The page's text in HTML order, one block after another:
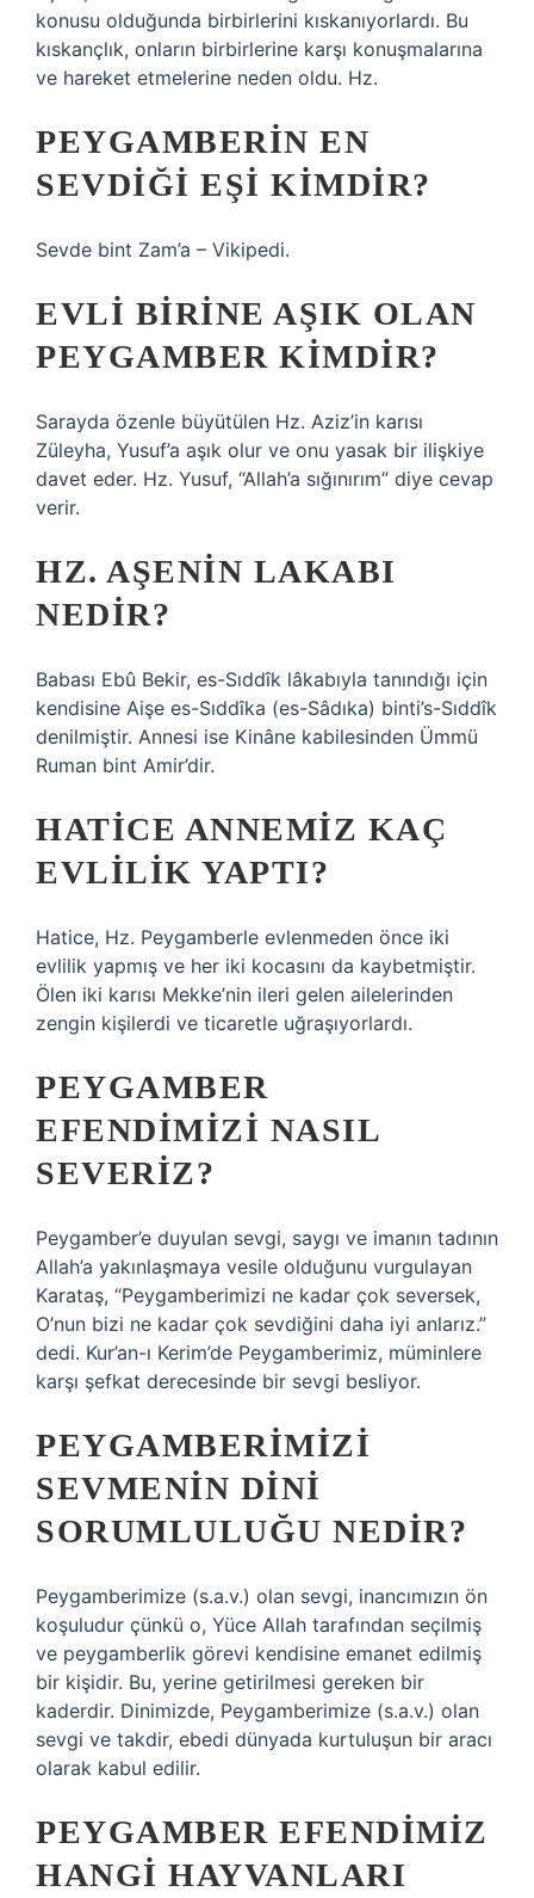
konusu olduğunda birbirlerini kıskanıyorlardı. Bu
kıskançlık, onların birbirlerine karşı konuşmalarına
ve hareket etmelerine neden oldu. Hz.
PEYGAMBERIN EN
SEVDIĞI EŞI KIMDIR?
Sevde bint Zam’a – Vikipedi.
EVLI BIRINE AŞIK OLAN
PEYGAMBER KIMDIR?
Sarayda özenle büyütülen Hz. Aziz’in karısı
Züleyha, Yusuf’a aşık olur ve onu yasak bir ilişkiye
davet eder. Hz. Yusuf, “Allah’a sığınırım” diye cevap
verir.
HZ. AŞENIN LAKABI
NEDIR?
Babası Ebû Bekir, es-Sıddîk lâkabıyla tanındığı için
kendisine Aişe es-Sıddîka (es-Sâdıka) binti’s-Sıddîk
denilmiştir. Annesi ise Kinâne kabilesinden Ümmü
Ruman bint Amir’dir.
HATICE ANNEMIZ KAÇ
EVLILIK YAPTI?
Hatice, Hz. Peygamberle evlenmeden önce iki
evlilik yapmış ve her iki kocasını da kaybetmiştir.
Ölen iki karısı Mekke’nin ileri gelen ailelerinden
zengin kişilerdi ve ticaretle uğraşıyorlardı.
PEYGAMBER
EFENDIMIZI NASIL
SEVERIZ?
Peygamber’e duyulan sevgi, saygı ve imanın tadının
Allah’a yakınlaşmaya vesile olduğunu vurgulayan
Karataş, “Peygamberimizi ne kadar çok seversek,
O’nun bizi ne kadar çok sevdiğini daha iyi anlarız.”
dedi. Kur’an-ı Kerim’de Peygamberimiz, müminlere
karşı şefkat derecesinde bir sevgi besliyor.
PEYGAMBERIMIZI
SEVMENIN DINI
SORUMLULUĞU NEDIR?
Peygamberimize (s.a.v.) olan sevgi, inancımızın ön
koşuludur çünkü o, Yüce Allah tarafından seçilmiş
ve peygamberlik görevi kendisine emanet edilmiş
bir kişidir. Bu, yerine getirilmesi gereken bir
kaderdir. Dinimizde, Peygamberimize (s.a.v.) olan
sevgi ve takdir, ebedi dünyada kurtuluşun bir aracı
olarak kabul edilir.
PEYGAMBER EFENDIMIZ
HANGI HAYVANLARI